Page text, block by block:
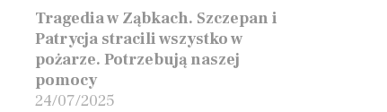
Tragedia w Ząbkach. Szczepan i
Patrycja stracili wszystko w
pożarze. Potrzebują naszej
pomocy
24/07/2025